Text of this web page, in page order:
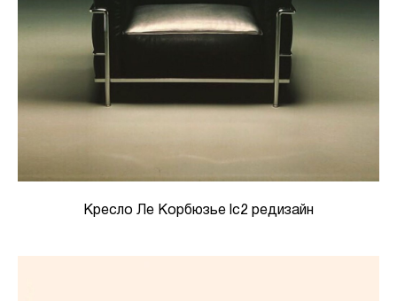
Кресло Ле Корбюзье lc2 редизайн